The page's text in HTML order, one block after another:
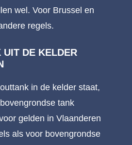
wel. Voor Brussel en
regels.
UIT DE KELDER
in de kelder staat,
tank
gelden in Vlaanderen
als voor bovengrondse